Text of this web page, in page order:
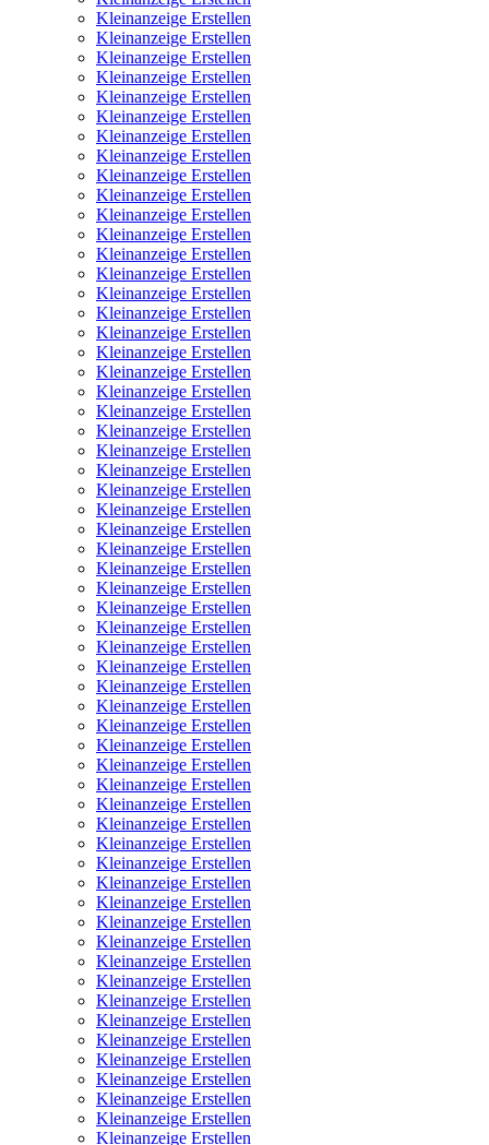
Kleinanzeige Erstellen
Kleinanzeige Erstellen
Kleinanzeige Erstellen
Kleinanzeige Erstellen
Kleinanzeige Erstellen
Kleinanzeige Erstellen
Kleinanzeige Erstellen
Kleinanzeige Erstellen
Kleinanzeige Erstellen
Kleinanzeige Erstellen
Kleinanzeige Erstellen
Kleinanzeige Erstellen
Kleinanzeige Erstellen
Kleinanzeige Erstellen
Kleinanzeige Erstellen
Kleinanzeige Erstellen
Kleinanzeige Erstellen
Kleinanzeige Erstellen
Kleinanzeige Erstellen
Kleinanzeige Erstellen
Kleinanzeige Erstellen
Kleinanzeige Erstellen
Kleinanzeige Erstellen
Kleinanzeige Erstellen
Kleinanzeige Erstellen
Kleinanzeige Erstellen
Kleinanzeige Erstellen
Kleinanzeige Erstellen
Kleinanzeige Erstellen
Kleinanzeige Erstellen
Kleinanzeige Erstellen
Kleinanzeige Erstellen
Kleinanzeige Erstellen
Kleinanzeige Erstellen
Kleinanzeige Erstellen
Kleinanzeige Erstellen
Kleinanzeige Erstellen
Kleinanzeige Erstellen
Kleinanzeige Erstellen
Kleinanzeige Erstellen
Kleinanzeige Erstellen
Kleinanzeige Erstellen
Kleinanzeige Erstellen
Kleinanzeige Erstellen
Kleinanzeige Erstellen
Kleinanzeige Erstellen
Kleinanzeige Erstellen
Kleinanzeige Erstellen
Kleinanzeige Erstellen
Kleinanzeige Erstellen
Kleinanzeige Erstellen
Kleinanzeige Erstellen
Kleinanzeige Erstellen
Kleinanzeige Erstellen
Kleinanzeige Erstellen
Kleinanzeige Erstellen
Kleinanzeige Erstellen
Kleinanzeige Erstellen